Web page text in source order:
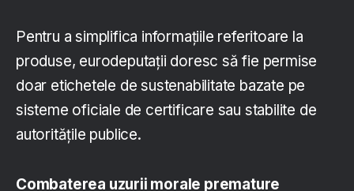
Pentru a simplifica informațiile referitoare la
produse, eurodeputații doresc să fie permise
doar etichetele de sustenabilitate bazate pe
sisteme oficiale de certificare sau stabilite de
autoritățile publice.
Combaterea uzurii morale premature